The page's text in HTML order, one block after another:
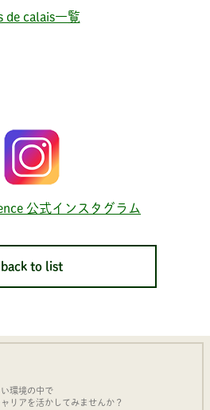
de calais一覧
公式インスタグラム
back to list
環境の中で
リアを活かしてみませんか？